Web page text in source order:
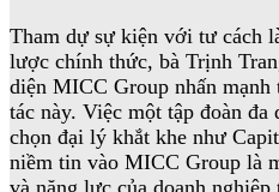
Tham dự sự kiện với tư cách
lược chính thức, bà Trịnh
diện MICC Group nhấn mạnh
tác này. Việc một tập đoàn đa
chọn đại lý khắt khe như
niềm tin vào MICC Group là
và năng lực của doanh